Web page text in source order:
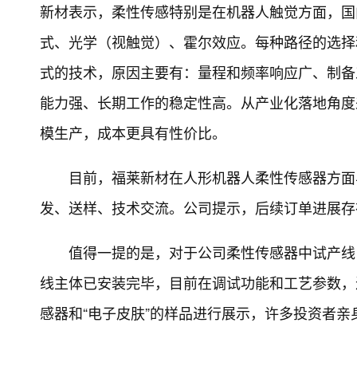
新材表示，柔性传感特别是在机器人触觉方面，
式、光学（视触觉）、霍尔效应。每种路径的选
式的技术，原因主要有：量程和频率响应广、制
能力强、长期工作的稳定性高。从产业化落地角
模生产，成本更具有性价比。
目前，福莱新材在人形机器人柔性传感器方
发、送样、技术交流。公司提示，后续订单进展
值得一提的是，对于公司柔性传感器中试产
线主体已安装完毕，目前在调试功能和工艺参数
感器和“电子皮肤”的样品进行展示，许多投资者